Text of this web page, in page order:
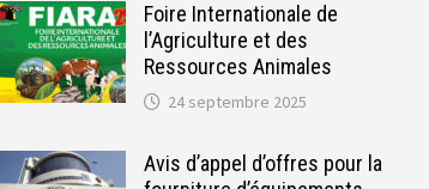
Foire Internationale de
l’Agriculture et des
Ressources Animales
24 septembre 2025
Avis d’appel d’offres pour la